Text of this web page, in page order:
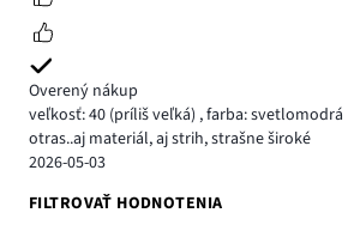
Overený nákup
veľkosť: 40 (príliš veľká) ,farba: svetlomodrá
otras..aj materiál, aj strih, strašne široké
2026-05-03
FILTROVAŤ HODNOTENIA